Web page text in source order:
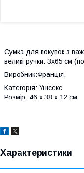
Сумка для покупок з
великі ручки: 3x65 см
Виробник:Франція.
Категорія: Унісекс
Розмір: 46 x 38 x 12 см
Характеристики